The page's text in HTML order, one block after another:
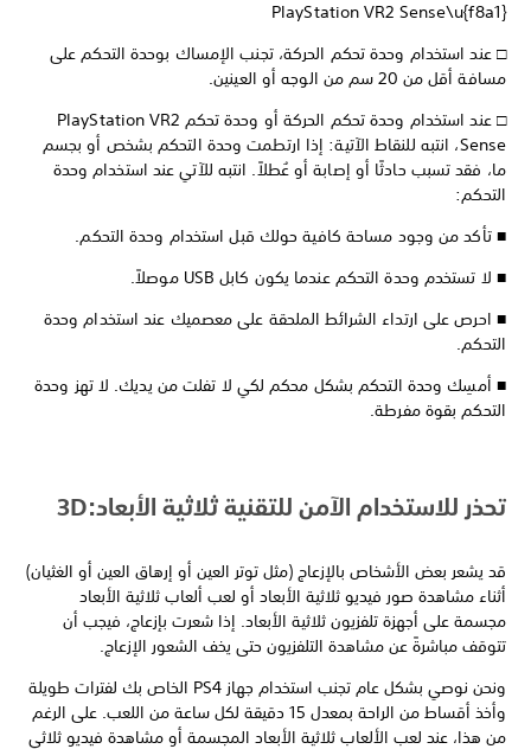
PlayStation VR2 Sense\u{f8a1}
□ عند استخدام وحدة تحكم الحركة، تجنب الإمساك بوحدة التحكم على
مسافة أقل من 20 سم من الوجه أو العينين.
□ عند استخدام وحدة تحكم الحركة أو وحدة تحكم PlayStation VR2
Sense، انتبه للنقاط الآتية: إذا ارتطمت وحدة التحكم بشخص أو بجسم
ما، فقد تسبب حادثًا أو إصابة أو عُطلاً. انتبه للآتي عند استخدام وحدة
التحكم:
■ تأكد من وجود مساحة كافية حولك قبل استخدام وحدة التحكم.
■ لا تستخدم وحدة التحكم عندما يكون كابل USB موصلاً.
■ احرص على ارتداء الشرائط الملحقة على معصميك عند استخدام وحدة
التحكم.
■ أمسِك وحدة التحكم بشكل محكم لكي لا تفلت من يديك. لا تهز وحدة
التحكم بقوة مفرطة.
تحذر للاستخدام الآمن للتقنية ثلاثية الأبعاد:3D
قد يشعر بعض الأشخاص بالإزعاج (مثل توتر العين أو إرهاق العين أو الغثيان)
أثناء مشاهدة صور فيديو ثلاثية الأبعاد أو لعب ألعاب ثلاثية الأبعاد
مجسمة على أجهزة تلفزيون ثلاثية الأبعاد. إذا شعرت بإزعاج، فيجب أن
تتوقف مباشرةً عن مشاهدة التلفزيون حتى يخف الشعور الإزعاج.
ونحن نوصي بشكل عام تجنب استخدام جهاز PS4 الخاص بك لفترات طويلة
وأخذ أقساط من الراحة بمعدل 15 دقيقة لكل ساعة من اللعب. على الرغم
من هذا، عند لعب الألعاب ثلاثية الأبعاد المجسمة أو مشاهدة فيديو ثلاثي